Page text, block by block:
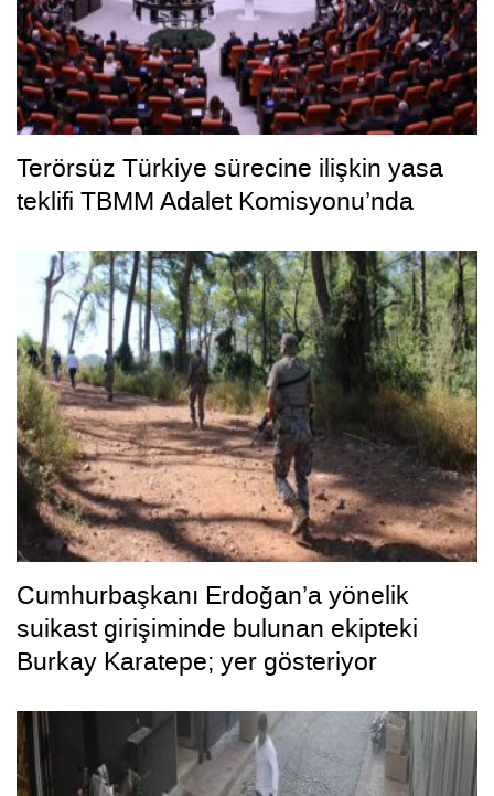
Terörsüz Türkiye sürecine ilişkin yasa
teklifi TBMM Adalet Komisyonu’nda
Cumhurbaşkanı Erdoğan’a yönelik
suikast girişiminde bulunan ekipteki
Burkay Karatepe; yer gösteriyor